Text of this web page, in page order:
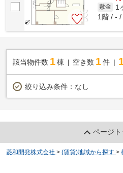
敷金 1
1階 / - /
該当物件数 1棟 空き数 1 件
絞り込み条件： なし
ページ
菱和開発株式会社 > (賃貸)地域から探す >